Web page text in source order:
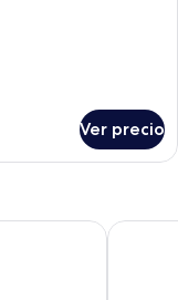
Ver precio
Hotel